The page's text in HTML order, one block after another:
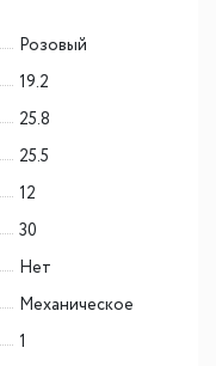
Розовый
19.2
25.8
25.5
12
30
Нет
Механическое
1